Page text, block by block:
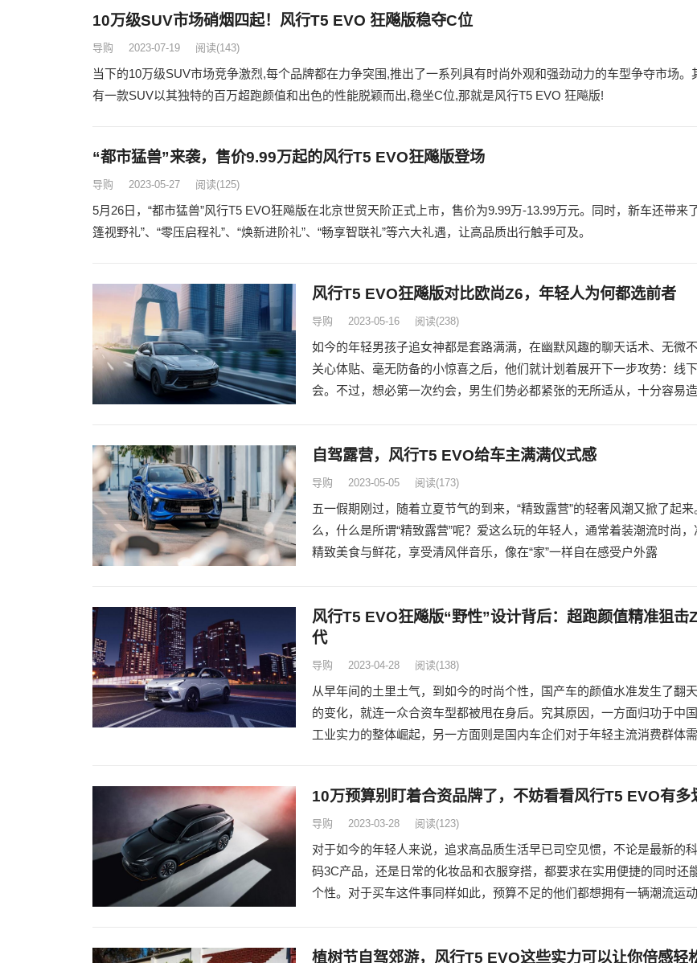
10万级SUV市场硝烟四起！风行T5 EVO 狂飚版稳夺C位
导购 2023-07-19 阅读(143)
当下的10万级SUV市场竞争激烈,每个品牌都在力争突围,推出了一系列具有时尚外观和强劲动力的车型争夺市场。
有一款SUV以其独特的百万超跑颜值和出色的性能脱颖而出,稳坐C位,那就是风行T5 EVO 狂飚版!
“都市猛兽”来袭，售价9.99万起的风行T5 EVO狂飚版登场
导购 2023-05-27 阅读(125)
5月26日，“都市猛兽”风行T5 EVO狂飚版在北京世贸天阶正式上市，售价为9.99万-13.99万元。同时，新车还带来
篷视野礼”、“零压启程礼”、“焕新进阶礼”、“畅享智联礼”等六大礼遇，让高品质出行触手可及。
风行T5 EVO狂飚版对比欧尚Z6，年轻人为何都选前者
导购 2023-05-16 阅读(238)
如今的年轻男孩子追女神都是套路满满，在幽默风趣的聊天话术、无微
关心体贴、毫无防备的小惊喜之后，他们就计划着展开下一步攻势：线
会。不过，想必第一次约会，男生们势必都紧张的无所适从，十分容易
自驾露营，风行T5 EVO给车主满满仪式感
导购 2023-05-05 阅读(173)
五一假期刚过，随着立夏节气的到来，“精致露营”的轻奢风潮又掀了起来
么，什么是所谓“精致露营”呢？爱这么玩的年轻人，通常着装潮流时尚，
精致美食与鲜花，享受清风伴音乐，像在“家”一样自在感受户外露
风行T5 EVO狂飚版“野性”设计背后：超跑颜值精准狙击
代
导购 2023-04-28 阅读(138)
从早年间的土里土气，到如今的时尚个性，国产车的颜值水准发生了翻
的变化，就连一众合资车型都被甩在身后。究其原因，一方面归功于中
工业实力的整体崛起，另一方面则是国内车企们对于年轻主流消费群体需
10万预算别盯着合资品牌了，不妨看看风行T5 EVO有多
导购 2023-03-28 阅读(123)
对于如今的年轻人来说，追求高品质生活早已司空见惯，不论是最新的
码3C产品，还是日常的化妆品和衣服穿搭，都要求在实用便捷的同时还
个性。对于买车这件事同样如此，预算不足的他们都想拥有一辆潮流运动
植树节自驾郊游，风行T5 EVO这些实力可以让你倍感轻